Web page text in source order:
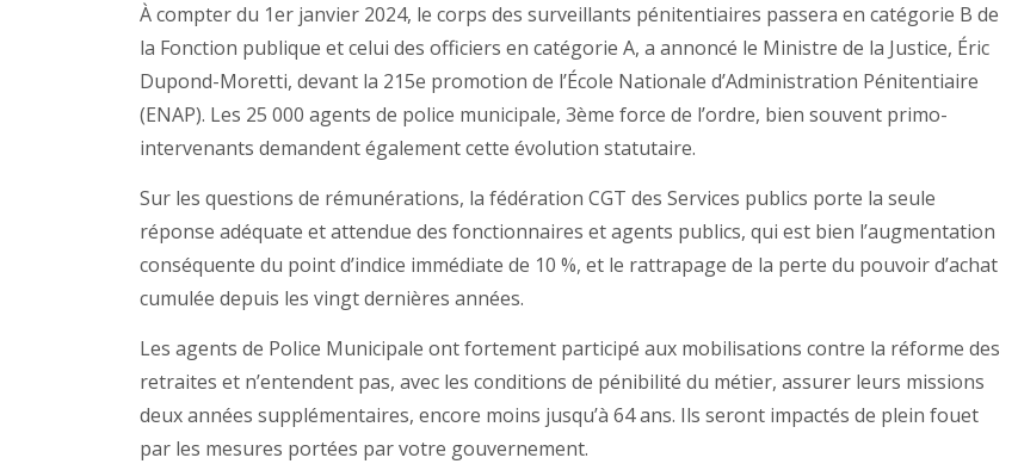
À compter du 1er janvier 2024, le corps des surveillants pénitentiaires passera en catégorie B de
la Fonction publique et celui des officiers en catégorie A, a annoncé le Ministre de la Justice, Éric
Dupond-Moretti, devant la 215e promotion de l’École Nationale d’Administration Pénitentiaire
(ENAP). Les 25 000 agents de police municipale, 3ème force de l’ordre, bien souvent primo-
intervenants demandent également cette évolution statutaire.
Sur les questions de rémunérations, la fédération CGT des Services publics porte la seule
réponse adéquate et attendue des fonctionnaires et agents publics, qui est bien l’augmentation
conséquente du point d’indice immédiate de 10 %, et le rattrapage de la perte du pouvoir d’achat
cumulée depuis les vingt dernières années.
Les agents de Police Municipale ont fortement participé aux mobilisations contre la réforme des
retraites et n’entendent pas, avec les conditions de pénibilité du métier, assurer leurs missions
deux années supplémentaires, encore moins jusqu’à 64 ans. Ils seront impactés de plein fouet
par les mesures portées par votre gouvernement.